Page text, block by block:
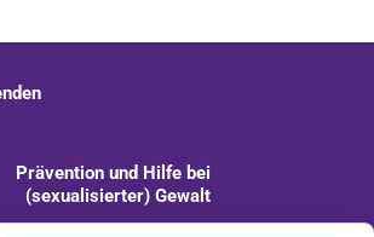
Prävention und Hilfe bei
(sexualisierter) Gewalt